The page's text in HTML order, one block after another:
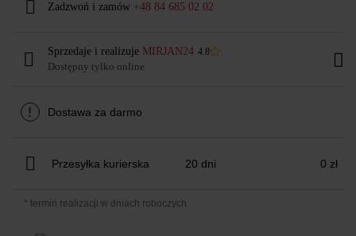
Zadzwoń i zamów +48 84 685 02 02
Sprzedaje i realizuje MIRJAN24 4.8
Dostępny tylko online
! Dostawa za darmo
Przesyłka kurierska 20 dni 0 zł
* termin realizacji w dniach roboczych